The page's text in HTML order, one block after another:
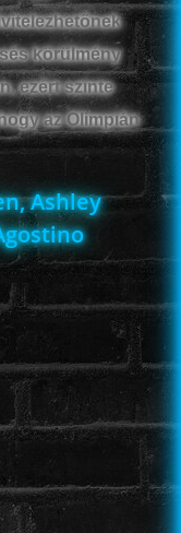
körülmény
ezért szinte
az Olimpián
Ashley